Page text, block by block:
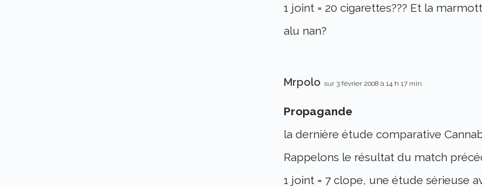
1 joint = 20 cigarettes??? Et la
alu nan?
Mrpolo sur 3 février 2008 à 14 h 17 min
Propagande
la dernière étude comparative
Rappelons le résultat du match
1 joint = 7 clope, une étude sérieuse